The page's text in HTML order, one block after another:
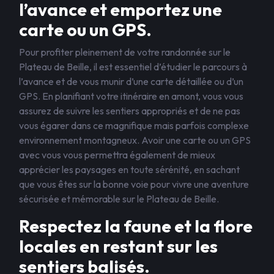
l’avance et emportez une
carte ou un GPS.
Pour profiter pleinement de votre randonnée sur le
Plateau de Beille, il est essentiel d’étudier le parcours à
l’avance et de vous munir d’une carte détaillée ou d’un
GPS. En planifiant votre itinéraire en amont, vous vous
assurez de suivre les sentiers appropriés et de ne pas
vous égarer dans ce magnifique mais parfois complexe
environnement montagneux. Avoir une carte ou un GPS
avec vous vous permettra également de mieux
apprécier les paysages en toute sérénité, en sachant
que vous êtes sur la bonne voie pour vivre une aventure
sécurisée et mémorable sur le Plateau de Beille.
Respectez la faune et la flore
locales en restant sur les
sentiers balisés.